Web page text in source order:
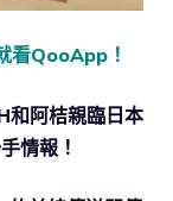
看QooApp！
和阿桔親臨日本
情報！